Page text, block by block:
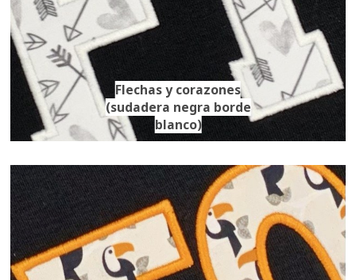
Flechas y corazones
(sudadera negra borde
blanco)